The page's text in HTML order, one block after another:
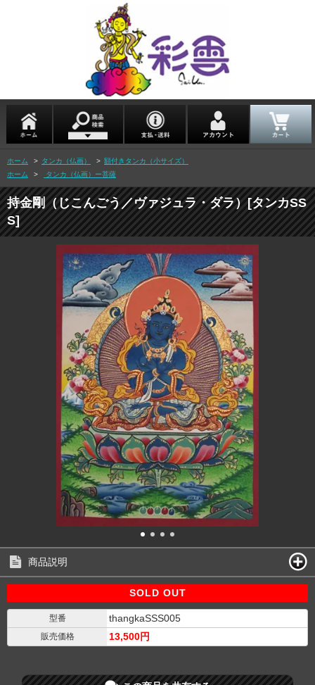
ホーム > タンカ（仏画） > 額付きタンカ（小サイズ）
ホーム
> タンカ（仏画）ー菩薩
持金剛（じこんごう／ヴァジュラ・ダラ）[タンカSS
S]
商品説明
SOLD OUT
型番 thangkaSSS005
販売価格 13,500円